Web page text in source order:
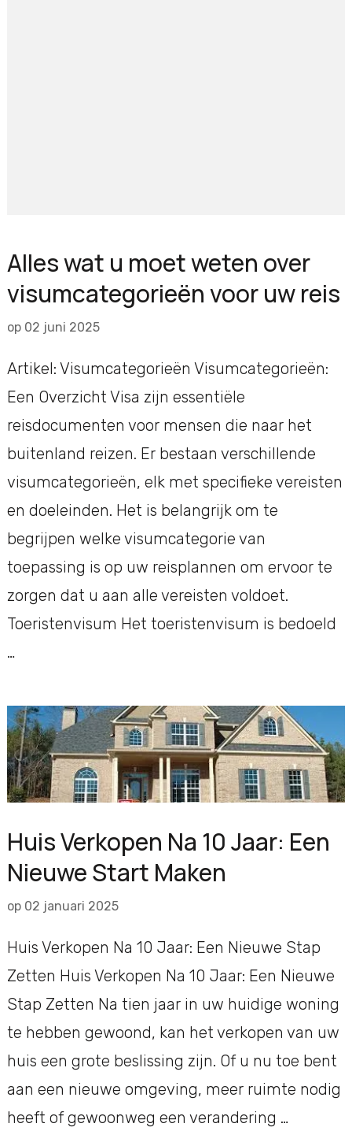
Alles wat u moet weten over
visumcategorieën voor uw reis
op 02 juni 2025
Artikel: Visumcategorieën Visumcategorieën:
Een Overzicht Visa zijn essentiële
reisdocumenten voor mensen die naar het
buitenland reizen. Er bestaan verschillende
visumcategorieën, elk met specifieke vereisten
en doeleinden. Het is belangrijk om te
begrijpen welke visumcategorie van
toepassing is op uw reisplannen om ervoor te
zorgen dat u aan alle vereisten voldoet.
Toeristenvisum Het toeristenvisum is bedoeld
…
Huis Verkopen Na 10 Jaar: Een
Nieuwe Start Maken
op 02 januari 2025
Huis Verkopen Na 10 Jaar: Een Nieuwe Stap
Zetten Huis Verkopen Na 10 Jaar: Een Nieuwe
Stap Zetten Na tien jaar in uw huidige woning
te hebben gewoond, kan het verkopen van uw
huis een grote beslissing zijn. Of u nu toe bent
aan een nieuwe omgeving, meer ruimte nodig
heeft of gewoonweg een verandering …